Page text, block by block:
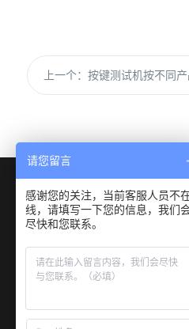
上一个： 按键测试机按不同
深圳市宝安区燕罗街道物园路6
请您留言
感谢您的关注，当前客服人员不
线，请填写一下您的信息，我们
尽快和您联系。